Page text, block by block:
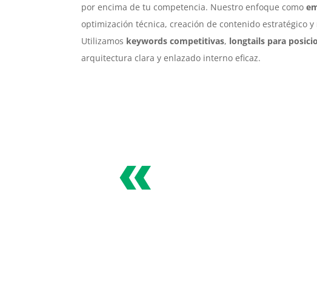
por encima de tu competencia. Nuestro enfoque como
optimización técnica, creación de contenido estratégico
Utilizamos keywords competitivas, longtails para
arquitectura clara y enlazado interno eficaz.
«